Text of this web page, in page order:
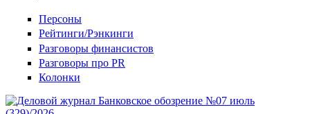
Персоны
Рейтинги/Рэнкинги
Разговоры финансистов
Разговоры про PR
Колонки